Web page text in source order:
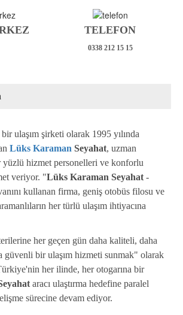
TELEFON
0338 212 15 15
ulaşım şirketi olarak 1995 yılında
Lüks Karaman Seyahat, uzman
yüzlü hizmet personelleri ve konforlu
veriyor. "Lüks Karaman Seyahat -
kullanan firma, geniş otobüs filosu ve
her türlü ulaşım ihtiyacına
her geçen gün daha kaliteli, daha
güvenli bir ulaşım hizmeti sunmak" olarak
her ilinde, her otogarına bir
aracı ulaştırma hedefine paralel
sürecine devam ediyor.